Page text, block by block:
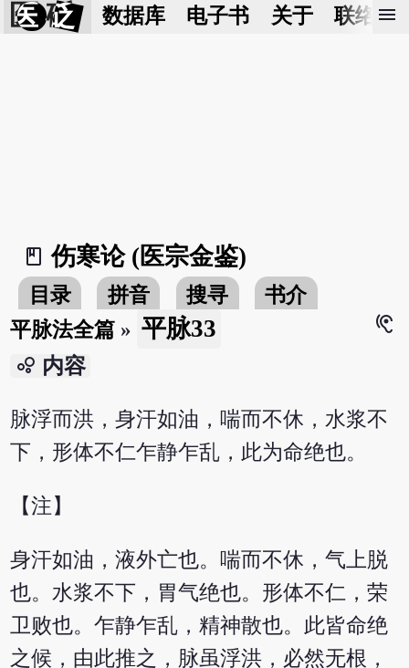
医 砭 数据库 电子书 关于 联络我
menu
book_2
伤寒论 (医宗金鉴)
目录 拼音 搜寻
书介
平脉法全篇 » 平脉33
hearing
bubble_chart 内容
脉浮而洪，身汗如油，喘而不休，水浆不
下，形体不仁乍静乍乱，此为命绝也。
【注】
身汗如油，液外亡也。喘而不休，气上脱
也。水浆不下，胃气绝也。形体不仁，荣
卫败也。乍静乍乱，精神散也。此皆命绝
之候，由此推之，脉虽浮洪，必然无根，